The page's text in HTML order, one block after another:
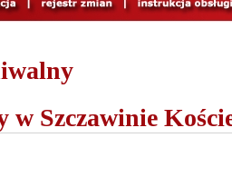
w Szczawinie